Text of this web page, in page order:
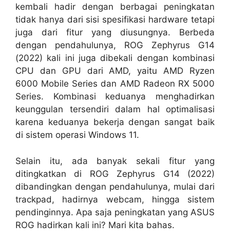
kembali hadir dengan berbagai peningkatan
tidak hanya dari sisi spesifikasi hardware tetapi
juga dari fitur yang diusungnya. Berbeda
dengan pendahulunya, ROG Zephyrus G14
(2022) kali ini juga dibekali dengan kombinasi
CPU dan GPU dari AMD, yaitu AMD Ryzen
6000 Mobile Series dan AMD Radeon RX 5000
Series. Kombinasi keduanya menghadirkan
keunggulan tersendiri dalam hal optimalisasi
karena keduanya bekerja dengan sangat baik
di sistem operasi Windows 11.
Selain itu, ada banyak sekali fitur yang
ditingkatkan di ROG Zephyrus G14 (2022)
dibandingkan dengan pendahulunya, mulai dari
trackpad, hadirnya webcam, hingga sistem
pendinginnya. Apa saja peningkatan yang ASUS
ROG hadirkan kali ini? Mari kita bahas.